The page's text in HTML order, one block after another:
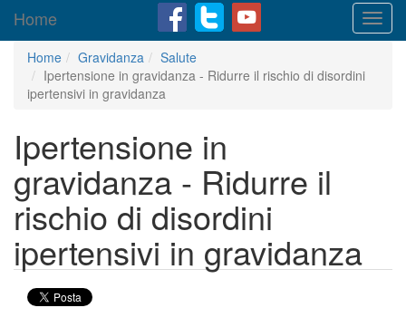
Home
Home Gravidanza
Salute
Ipertensione in gravidanza - Ridurre il rischio di disordini
ipertensivi in gravidanza
Ipertensione in
gravidanza - Ridurre il
rischio di disordini
ipertensivi in gravidanza